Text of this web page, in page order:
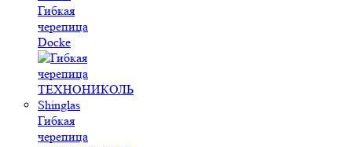
Гибкая
черепица
Docke
Гибкая
черепица